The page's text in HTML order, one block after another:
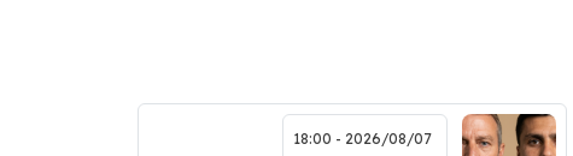
2026/08/07 - 18:00